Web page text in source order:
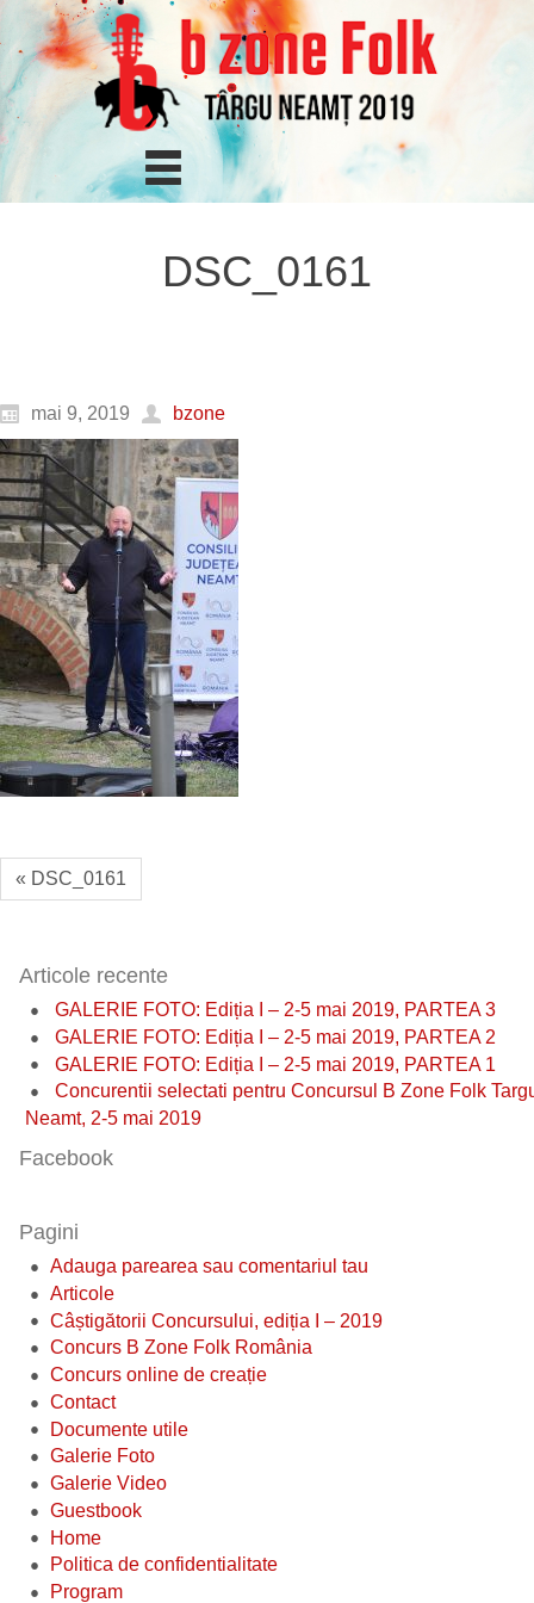
DSC_0161
mai 9, 2019 bzone
« DSC_0161
Articole recente
GALERIE FOTO: Ediția I – 2-5 mai 2019, PARTEA 3
GALERIE FOTO: Ediția I – 2-5 mai 2019, PARTEA 2
GALERIE FOTO: Ediția I – 2-5 mai 2019, PARTEA 1
Concurentii selectati pentru Concursul B Zone Folk
Neamt, 2-5 mai 2019
Facebook
Pagini
Adauga parearea sau comentariul tau
Articole
Câștigătorii Concursului, ediția I – 2019
Concurs B Zone Folk România
Concurs online de creație
Contact
Documente utile
Galerie Foto
Galerie Video
Guestbook
Home
Politica de confidentialitate
Program